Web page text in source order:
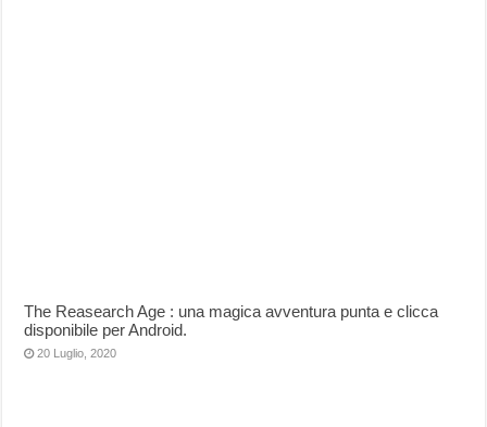
The Reasearch Age : una magica avventura punta e clicca
disponibile per Android.
20 Luglio, 2020